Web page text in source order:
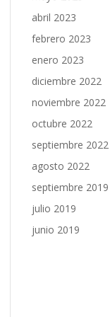
abril 2023
febrero 2023
enero 2023
diciembre 2022
noviembre 2022
octubre 2022
septiembre 2022
agosto 2022
septiembre 2019
julio 2019
junio 2019